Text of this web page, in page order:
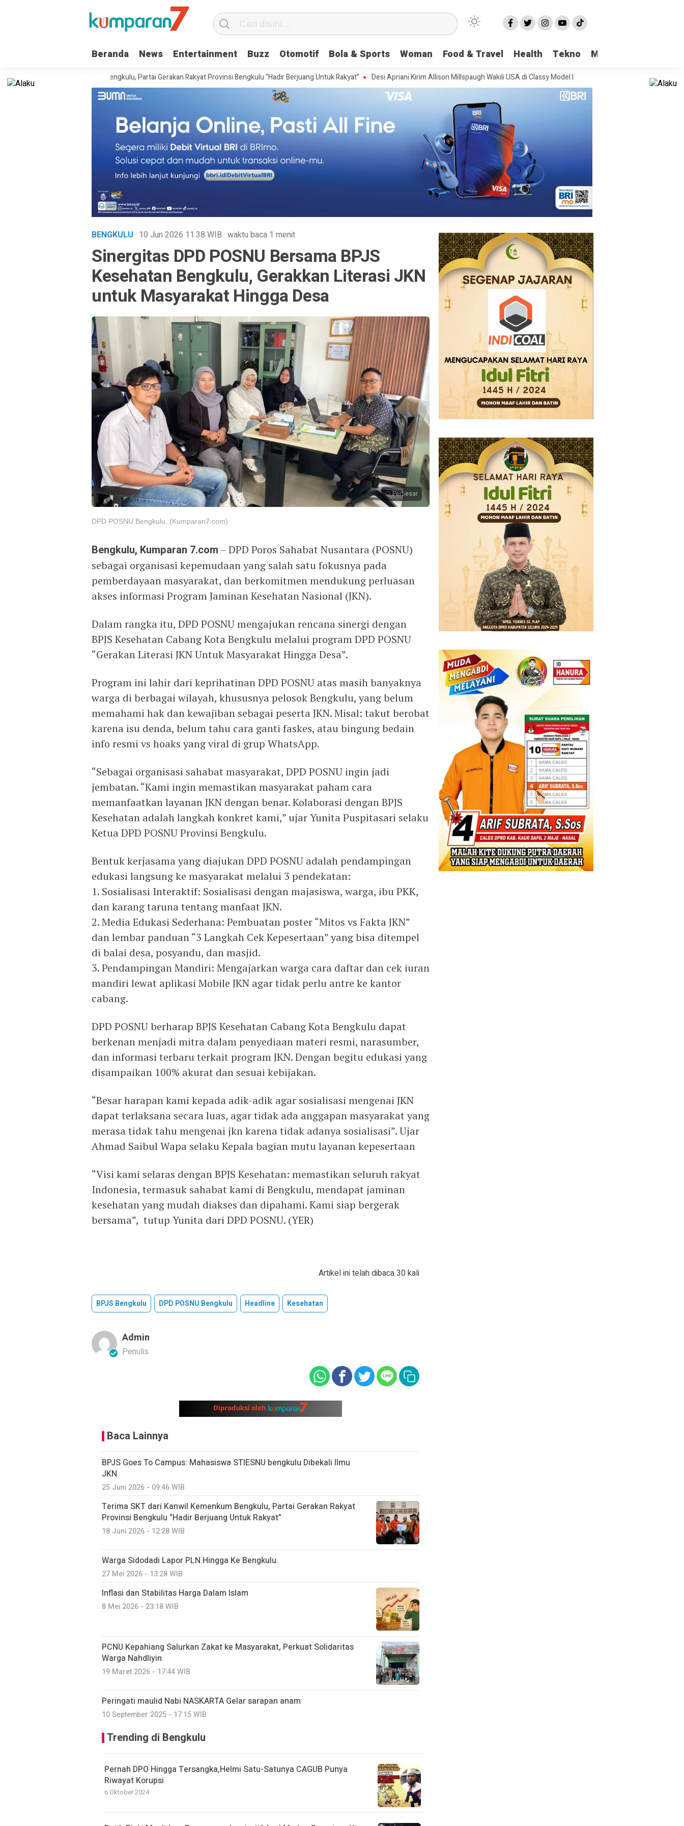
Beranda News Entertainment Buzz Otomotif Bola & Sports Woman Food & Travel Health Tekno More
Kanwil Kemenkum Bengkulu, Partai Gerakan Rakyat Provinsi Bengkulu “Hadir Berjuang Untuk Rakyat” Desi Apriani Kirim Allison Millspaugh Wakili USA di Classy Model International Viral Kasus Pencabulan di
BENGKULU · 10 Jun 2026 11:38 WIB · waktu baca 1 menit
Sinergitas DPD POSNU Bersama BPJS
Kesehatan Bengkulu, Gerakkan Literasi JKN
untuk Masyarakat Hingga Desa
Perbesar
DPD POSNU Bengkulu. (Kumparan7.com)
Bengkulu, Kumparan 7.com – DPD Poros Sahabat Nusantara (POSNU)
sebagai organisasi kepemudaan yang salah satu fokusnya pada
pemberdayaan masyarakat, dan berkomitmen mendukung perluasan
akses informasi Program Jaminan Kesehatan Nasional (JKN).
Dalam rangka itu, DPD POSNU mengajukan rencana sinergi dengan
BPJS Kesehatan Cabang Kota Bengkulu melalui program DPD POSNU
“Gerakan Literasi JKN Untuk Masyarakat Hingga Desa”.
Program ini lahir dari keprihatinan DPD POSNU atas masih banyaknya
warga di berbagai wilayah, khususnya pelosok Bengkulu, yang belum
memahami hak dan kewajiban sebagai peserta JKN. Misal: takut berobat
karena isu denda, belum tahu cara ganti faskes, atau bingung bedain
info resmi vs hoaks yang viral di grup WhatsApp.
“Sebagai organisasi sahabat masyarakat, DPD POSNU ingin jadi
jembatan. “Kami ingin memastikan masyarakat paham cara
memanfaatkan layanan JKN dengan benar. Kolaborasi dengan BPJS
Kesehatan adalah langkah konkret kami,” ujar Yunita Puspitasari selaku
Ketua DPD POSNU Provinsi Bengkulu.
Bentuk kerjasama yang diajukan DPD POSNU adalah pendampingan
edukasi langsung ke masyarakat melalui 3 pendekatan:
1. Sosialisasi Interaktif: Sosialisasi dengan majasiswa, warga, ibu PKK,
dan karang taruna tentang manfaat JKN.
2. Media Edukasi Sederhana: Pembuatan poster “Mitos vs Fakta JKN”
dan lembar panduan “3 Langkah Cek Kepesertaan” yang bisa ditempel
di balai desa, posyandu, dan masjid.
3. Pendampingan Mandiri: Mengajarkan warga cara daftar dan cek iuran
mandiri lewat aplikasi Mobile JKN agar tidak perlu antre ke kantor
cabang.
DPD POSNU berharap BPJS Kesehatan Cabang Kota Bengkulu dapat
berkenan menjadi mitra dalam penyediaan materi resmi, narasumber,
dan informasi terbaru terkait program JKN. Dengan begitu edukasi yang
disampaikan 100% akurat dan sesuai kebijakan.
“Besar harapan kami kepada adik-adik agar sosialisasi mengenai JKN
dapat terlaksana secara luas, agar tidak ada anggapan masyarakat yang
merasa tidak tahu mengenai jkn karena tidak adanya sosialisasi”. Ujar
Ahmad Saibul Wapa selaku Kepala bagian mutu layanan kepesertaan
“Visi kami selaras dengan BPJS Kesehatan: memastikan seluruh rakyat
Indonesia, termasuk sahabat kami di Bengkulu, mendapat jaminan
kesehatan yang mudah diakses dan dipahami. Kami siap bergerak
bersama”, tutup Yunita dari DPD POSNU. (YER)
Artikel ini telah dibaca 30 kali
BPJS Bengkulu DPD POSNU Bengkulu Headline Kesehatan
Admin
Penulis
Baca Lainnya
BPJS Goes To Campus: Mahasiswa STIESNU bengkulu Dibekali Ilmu
JKN
25 Juni 2026 - 09:46 WIB
Terima SKT dari Kanwil Kemenkum Bengkulu, Partai Gerakan Rakyat
Provinsi Bengkulu “Hadir Berjuang Untuk Rakyat”
18 Juni 2026 - 12:28 WIB
Warga Sidodadi Lapor PLN Hingga Ke Bengkulu.
27 Mei 2026 - 13:28 WIB
Inflasi dan Stabilitas Harga Dalam Islam
8 Mei 2026 - 23:18 WIB
PCNU Kepahiang Salurkan Zakat ke Masyarakat, Perkuat Solidaritas
Warga Nahdliyin
19 Maret 2026 - 17:44 WIB
Peringati maulid Nabi NASKARTA Gelar sarapan anam
10 September 2025 - 17:15 WIB
Trending di Bengkulu
Pernah DPO Hingga Tersangka,Helmi Satu-Satunya CAGUB Punya
Riwayat Korupsi
6 Oktober 2024